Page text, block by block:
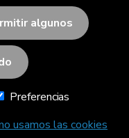
algunos
Preferencias
usamos las cookies